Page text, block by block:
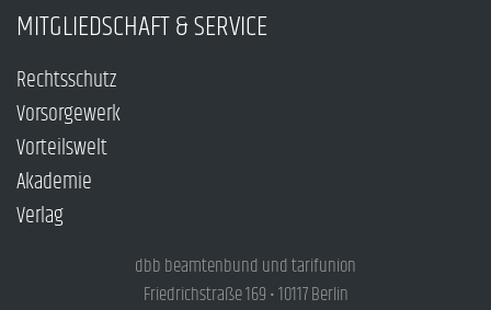
MITGLIEDSCHAFT & SERVICE
Rechtsschutz
Vorsorgewerk
Vorteilswelt
Akademie
Verlag
dbb beamtenbund und tarifunion
Friedrichstraße 169 • 10117 Berlin